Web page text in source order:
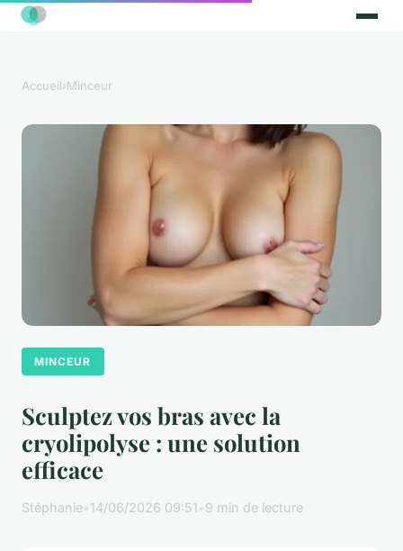
Accueil›Minceur
MINCEUR
Sculptez vos bras avec la
cryolipolyse : une solution
efficace
Stéphanie•14/06/2026 09:51•9 min de lecture